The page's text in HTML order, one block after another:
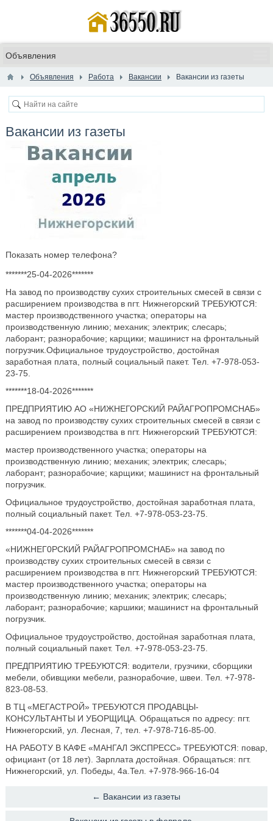
Объявления Работа Вакансии Вакансии из газеты
Вакансии из газеты
Показать номер телефона?
*******25-04-2026*******
На завод по производству сухих строительных смесей в связи с
расширением производства в пгт. Нижнегорский ТРЕБУЮТСЯ:
мастер производственного участка; операторы на
производственную линию; механик; электрик; слесарь;
лаборант; разнорабочие; карщики; машинист на фронтальный
погрузчик.Официальное трудоустройство, достойная
заработная плата, полный социальный пакет. Тел. +7-978-053-
23-75.
*******18-04-2026*******
ПРЕДПРИЯТИЮ АО «НИЖНЕГОРСКИЙ РАЙАГРОПРОМСНАБ»
на завод по производству сухих строительных смесей в связи с
расширением производства в пгт. Нижнегорский ТРЕБУЮТСЯ:
мастер производственного участка; операторы на
производственную линию; механик; электрик; слесарь;
лаборант; разнорабочие; карщики; машинист на фронтальный
погрузчик.
Официальное трудоустройство, достойная заработная плата,
полный социальный пакет. Тел. +7-978-053-23-75.
*******04-04-2026*******
«НИЖНЕГ0РСКИЙ РАЙАГРОПРОМСНАБ» на завод по
производству сухих строительных смесей в связи с
расширением производства в пгт. Нижнегорский ТРЕБУЮТСЯ:
мастер производственного участка; операторы на
производственную линию; механик; электрик; слесарь;
лаборант; разнорабочие; каршики; машинист на фронтальный
noгрузчик.
Официальное трудоустройство, достойная заработная плата,
полный социальный пакет. Тел. +7-978-053-23-75.
ПРЕДПРИЯТИЮ ТРЕБУЮТСЯ: водители, грузчики, сборщики
мебели, обивщики мебели, разнорабочие, швеи. Тел. +7-978-
823-08-53.
В ТЦ «МЕГАСТРОЙ» ТРЕБУЮТСЯ ПРОДАВЦЫ-
КОНСУЛЬТАНТЫ И УБОРЩИЦА. Обращаться по адресу: пгт.
Нижнегорский, ул. Лесная, 7, тел. +7-978-716-85-00.
НА РАБОТУ В КАФЕ «МАНГАЛ ЭКСПРЕСС» ТРЕБУЮТСЯ: повар,
официант (от 18 лет). Зарплата достойная. Обращаться: пгт.
Нижнегорский, ул. Победы, 4а.Teл. +7-978-966-16-04
← Вакансии из газеты